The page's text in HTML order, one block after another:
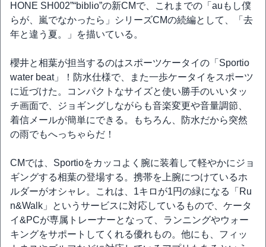
HONE SH002”“biblio”の新CMで、これまでの「auもし僕
らが、嵐でなかったら」シリーズCMの続編として、「去
年と違う夏。」を描いている。
櫻井と相葉が担当するのはスポーツケータイの「Sportio
water beat」！防水仕様で、また一歩ケータイをスポーツ
に近づけた。コンパクトなサイズと使い勝手のいいタッ
チ画面で、ジョギングしながらも音楽変更や音量調節、
着信メールが簡単にできる。もちろん、防水だから突然
の雨でもへっちゃらだ！
CMでは、Sportioをカッコよく腕に装着して軽やかにジョ
ギングする相葉の登場する。携帯を上腕につけているホ
ルダーがオシャレ。これは、1キロが1円の緑になる「Ru
n&Walk」というサービスに対応しているもので、ケータ
イ&PCが専属トレーナーとなって、ランニングやウォー
キングをサポートしてくれる優れもの。他にも、フィッ